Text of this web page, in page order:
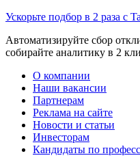
Ускорьте подбор в 2 раза с
Автоматизируйте сбор
собирайте аналитику в 2
О компании
Наши вакансии
Партнерам
Реклама на сайте
Новости и статьи
Инвесторам
Кандидаты по